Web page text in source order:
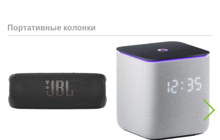
Портативные колонки